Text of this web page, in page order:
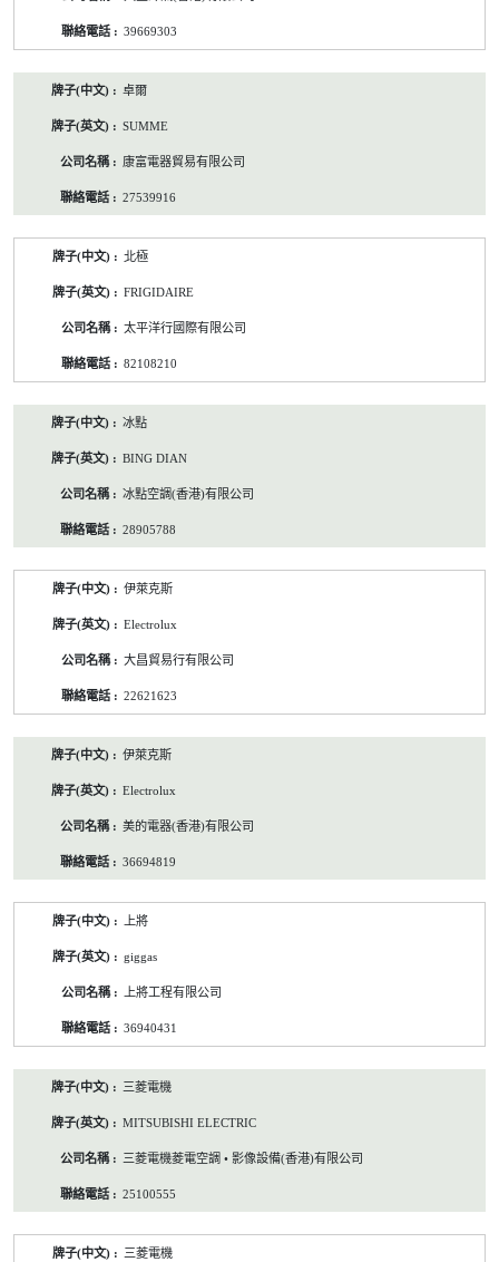
39669303
卓爾
SUMME
康富電器貿易有限公司
27539916
北極
FRIGIDAIRE
太平洋行國際有限公司
82108210
冰點
BING DIAN
冰點空調(香港)有限公司
28905788
伊萊克斯
Electrolux
大昌貿易行有限公司
22621623
伊萊克斯
Electrolux
美的電器(香港)有限公司
36694819
上將
giggas
上將工程有限公司
36940431
三菱電機
MITSUBISHI ELECTRIC
三菱電機菱電空調 • 影像設備(香港)有限公司
25100555
三菱電機